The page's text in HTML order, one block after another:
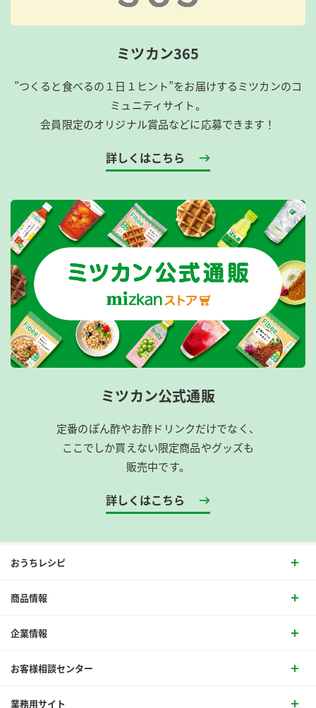
ミツカン365
”つくると食べるの１日１ヒント”をお届けするミツカンのコ
ミュニティサイト。
会員限定のオリジナル賞品などに応募できます！
詳しくはこちら
ミツカン公式通販
定番のぽん酢やお酢ドリンクだけでなく、
ここでしか買えない限定商品やグッズも
販売中です。
詳しくはこちら
おうちレシピ
商品情報
企業情報
お客様相談センター
業務用サイト